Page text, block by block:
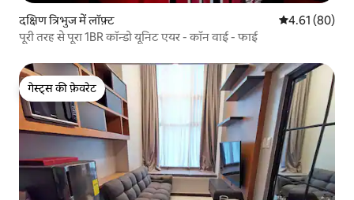
दक्षिण त्रिभुज में लॉफ़्ट औसत रेटिंग 5 में
4.61 (80)
पूरी तरह से पूरा 1BR कॉन्डो यूनिट एयर - कॉन वाई - फाई
गेस्ट्स की फ़ेवरेट
गेस्ट्स की फ़ेवरेट